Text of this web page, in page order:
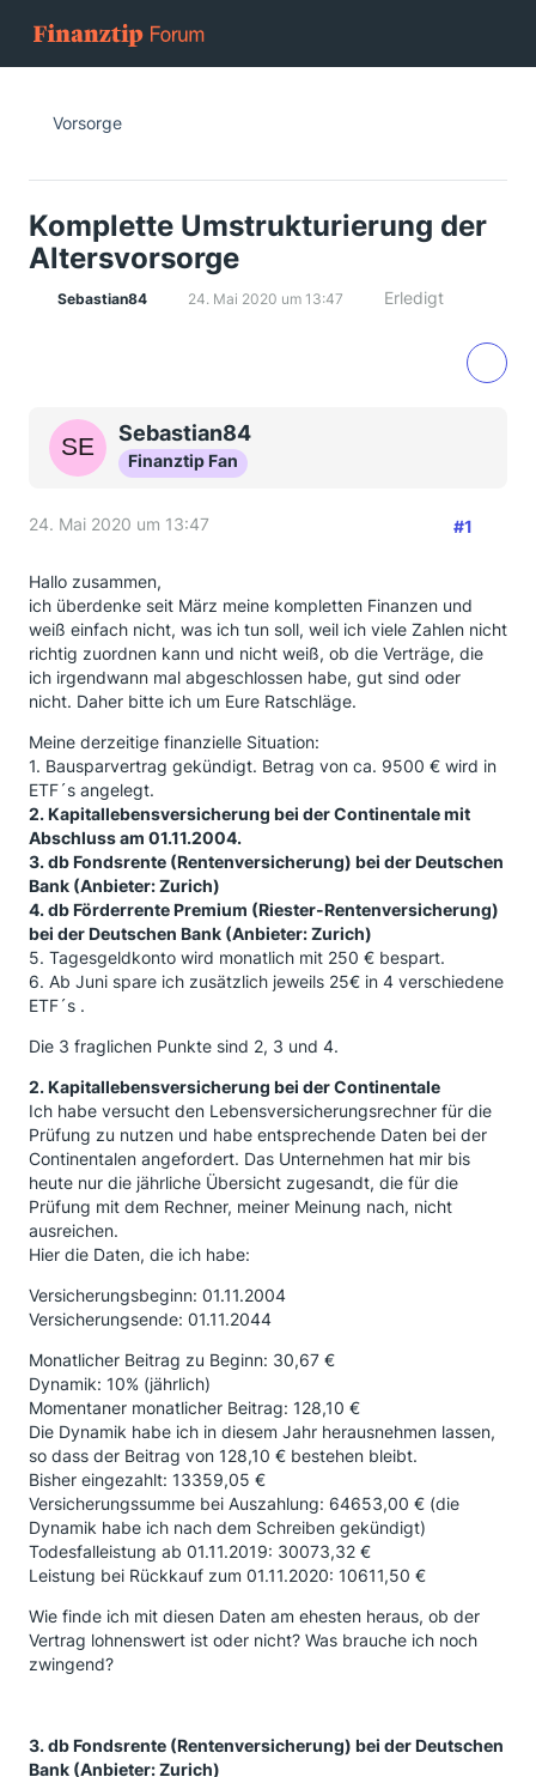
Vorsorge
Komplette Umstrukturierung der
Altersvorsorge
Sebastian84 24. Mai 2020 um 13:47 Erledigt
Sebastian84
Finanztip Fan
24. Mai 2020 um 13:47 #1
Hallo zusammen,
ich überdenke seit März meine kompletten Finanzen und
weiß einfach nicht, was ich tun soll, weil ich viele Zahlen nicht
richtig zuordnen kann und nicht weiß, ob die Verträge, die
ich irgendwann mal abgeschlossen habe, gut sind oder
nicht. Daher bitte ich um Eure Ratschläge.
Meine derzeitige finanzielle Situation:
1. Bausparvertrag gekündigt. Betrag von ca. 9500 € wird in
ETF´s angelegt.
2. Kapitallebensversicherung bei der Continentale mit
Abschluss am 01.11.2004.
3. db Fondsrente (Rentenversicherung) bei der Deutschen
Bank (Anbieter: Zurich)
4. db Förderrente Premium (Riester-Rentenversicherung)
bei der Deutschen Bank (Anbieter: Zurich)
5. Tagesgeldkonto wird monatlich mit 250 € bespart.
6. Ab Juni spare ich zusätzlich jeweils 25€ in 4 verschiedene
ETF´s .
Die 3 fraglichen Punkte sind 2, 3 und 4.
2. Kapitallebensversicherung bei der Continentale
Ich habe versucht den Lebensversicherungsrechner für die
Prüfung zu nutzen und habe entsprechende Daten bei der
Continentalen angefordert. Das Unternehmen hat mir bis
heute nur die jährliche Übersicht zugesandt, die für die
Prüfung mit dem Rechner, meiner Meinung nach, nicht
ausreichen.
Hier die Daten, die ich habe:
Versicherungsbeginn: 01.11.2004
Versicherungsende: 01.11.2044
Monatlicher Beitrag zu Beginn: 30,67 €
Dynamik: 10% (jährlich)
Momentaner monatlicher Beitrag: 128,10 €
Die Dynamik habe ich in diesem Jahr herausnehmen lassen,
so dass der Beitrag von 128,10 € bestehen bleibt.
Bisher eingezahlt: 13359,05 €
Versicherungssumme bei Auszahlung: 64653,00 € (die
Dynamik habe ich nach dem Schreiben gekündigt)
Todesfalleistung ab 01.11.2019: 30073,32 €
Leistung bei Rückkauf zum 01.11.2020: 10611,50 €
Wie finde ich mit diesen Daten am ehesten heraus, ob der
Vertrag lohnenswert ist oder nicht? Was brauche ich noch
zwingend?
3.db Fondsrente (Rentenversicherung) bei der Deutschen
Bank (Anbieter: Zurich)